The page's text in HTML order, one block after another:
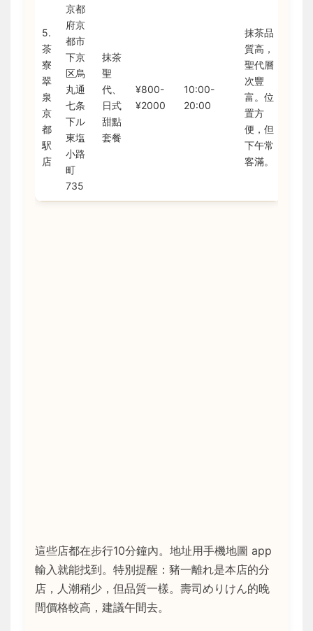
5.
茶
寮
翠
泉
京
都
駅
店
京都
府京
都市
下京
区烏
丸通
七条
下ル
東塩
小路
町
735
抹茶
聖
代、
日式
甜點
套餐
¥800-
¥2000
10:00-
20:00
抹茶品
質高，
聖代層
次豐
富。位
置方
便，但
下午常
客滿。
這些店都在步行10分鐘內。地址用手機地圖 app
輸入就能找到。特別提醒：豬一離れ是本店的分
店，人潮稍少，但品質一樣。壽司めりけん的晚
間價格較高，建議午間去。